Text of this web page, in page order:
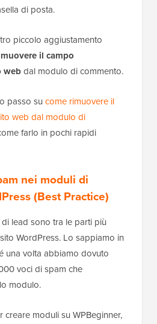
la casella ‘Cerca nel
le nuove sottomissioni
spam precedente sul tuo sito.
Antispam Bee per
dopo un certo numero di
il tuo database ordinato senza
di lasciare disattivate le
lo spam in questa sezione. Un
ricevere centinaia di invii